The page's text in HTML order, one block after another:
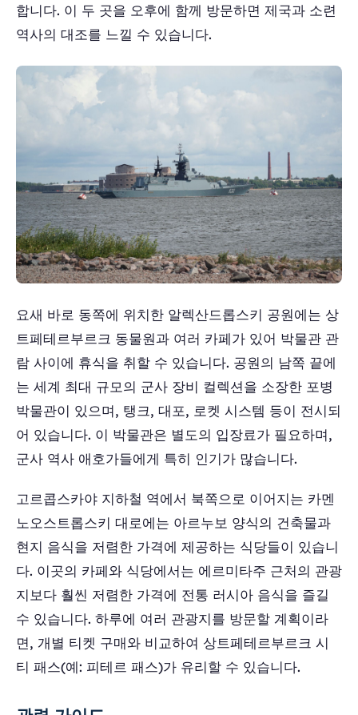
합니다. 이 두 곳을 오후에 함께 방문하면 제국과 소련
역사의 대조를 느낄 수 있습니다.
요새 바로 동쪽에 위치한 알렉산드롭스키 공원에는 상
트페테르부르크 동물원과 여러 카페가 있어 박물관 관
람 사이에 휴식을 취할 수 있습니다. 공원의 남쪽 끝에
는 세계 최대 규모의 군사 장비 컬렉션을 소장한 포병
박물관이 있으며, 탱크, 대포, 로켓 시스템 등이 전시되
어 있습니다. 이 박물관은 별도의 입장료가 필요하며,
군사 역사 애호가들에게 특히 인기가 많습니다.
고르콥스카야 지하철 역에서 북쪽으로 이어지는 카멘
노오스트롭스키 대로에는 아르누보 양식의 건축물과
현지 음식을 저렴한 가격에 제공하는 식당들이 있습니
다. 이곳의 카페와 식당에서는 에르미타주 근처의 관광
지보다 훨씬 저렴한 가격에 전통 러시아 음식을 즐길
수 있습니다. 하루에 여러 관광지를 방문할 계획이라
면, 개별 티켓 구매와 비교하여 상트페테르부르크 시
티 패스(예: 피테르 패스)가 유리할 수 있습니다.